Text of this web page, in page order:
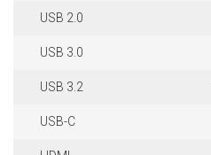
USB 2.0
USB 3.0
USB 3.2
USB-C